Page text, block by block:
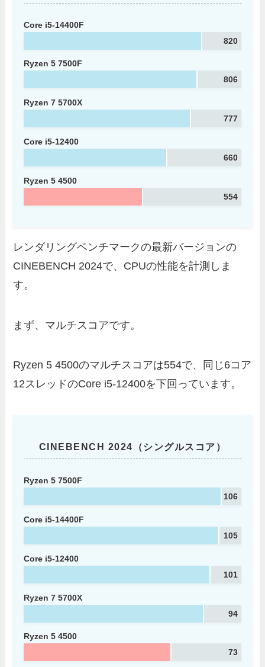
Core i5-14400F
820
Ryzen 5 7500F
806
Ryzen 7 5700X
777
Core i5-12400
660
Ryzen 5 4500
554
レンダリングベンチマークの最新バージョンの
CINEBENCH 2024で、CPUの性能を計測しま
す。
まず、マルチスコアです。
Ryzen 5 4500のマルチスコアは554で、同じ6コア
12スレッドのCore i5-12400を下回っています。
CINEBENCH 2024（シングルスコア）
Ryzen 5 7500F
106
Core i5-14400F
105
Core i5-12400
101
Ryzen 7 5700X
94
Ryzen 5 4500
73